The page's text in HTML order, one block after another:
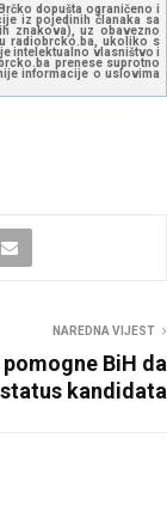
dopušta ograničeno i
iz pojedinih članaka sa
znakova), uz obavezno
radiobrcko.ba, ukoliko s
intelektualno vlasništvo i
prenese suprotno
informacije o uslovima
NAREDNA VIJEST
pomogne BiH da
kandidata